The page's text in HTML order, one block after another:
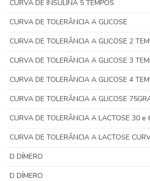
CURVA DE INSULINA 5 TEMPOS
CURVA DE TOLERÂNCIA A GLICOSE
CURVA DE TOLERÂNCIA A GLICOSE 2
CURVA DE TOLERÂNCIA A GLICOSE 3
CURVA DE TOLERÂNCIA A GLICOSE 4
CURVA DE TOLERÂNCIA A GLICOSE
CURVA DE TOLERÂNCIA A LACTOSE 30 e
CURVA DE TOLERÂNCIA A LACTOSE
D DÍMERO
D DÍMERO